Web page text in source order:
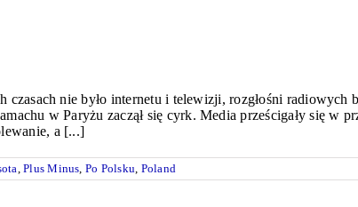
nie było internetu i telewizji, rozgłośni radiowych
w Paryżu zaczął się cyrk. Media prześcigały się w
a [...]
,Plus Minus Po Polsku Poland